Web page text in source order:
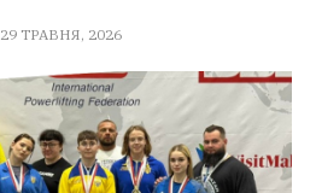
29 ТРАВНЯ, 2026